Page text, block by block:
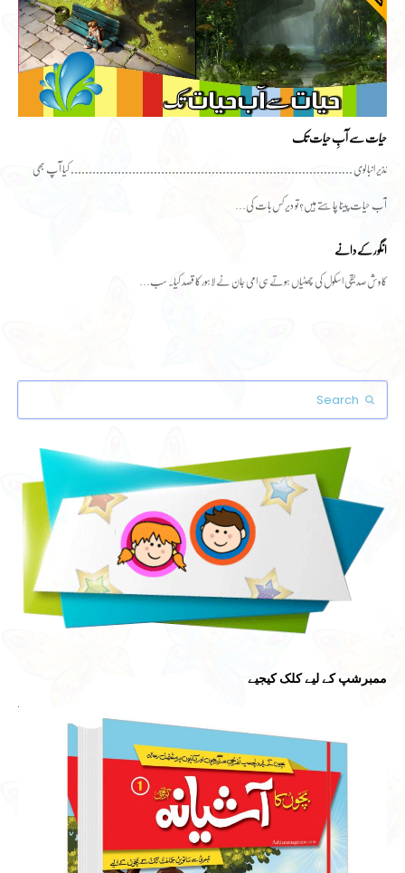
حیات سے آبِ حیات تک
نذیر انبالوی .............................................................................. کیا آپ بھی
آب حیات پینا چاہتے ہیں؟تو دیر کس بات کی…
انگور کے دانے
کاوش صدیقی اسکول کی چھٹیاں ہوتے ہی امی جان نے لاہور کا قصد کیا۔ سب…
Search
ممبرشپ کے لیے کلک کیجیے